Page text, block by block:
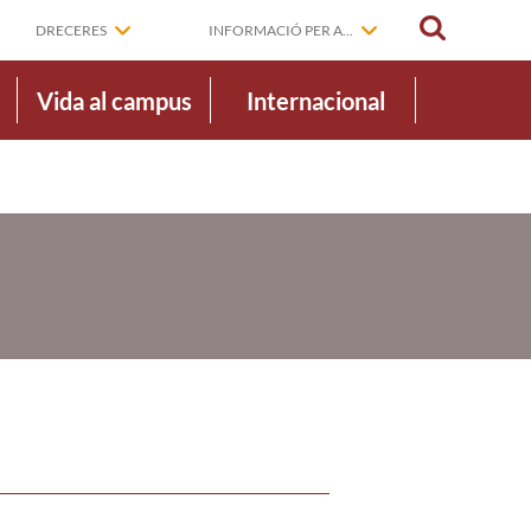
DRECERES INFORMACIÓ PER A...
Vida al campus Internacional